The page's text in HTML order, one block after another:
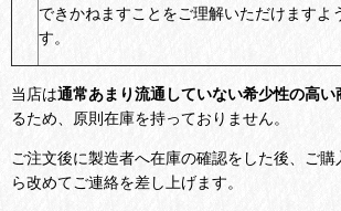
できかねますことをご理解いただけますよ
す。
当店は通常あまり流通していない希少性の高い
るため、原則在庫を持っておりません。
ご注文後に製造者へ在庫の確認をした後、ご
ら改めてご連絡を差し上げます。